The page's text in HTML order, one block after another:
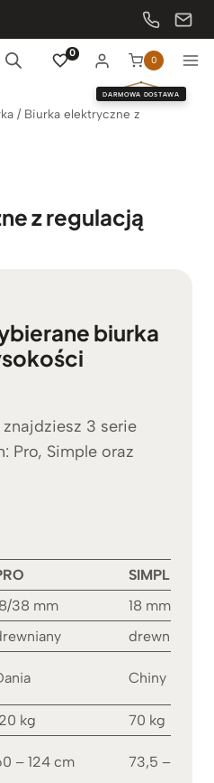
0
0
DARMOWA DOSTAWA
/ Biurka elektryczne z
z regulacją
biurka
3 serie
Pro, Simple oraz
SIMPLE
38 mm
18 mm
drewniany
Chiny
kg
70 kg
– 124 cm 73,5 – 118